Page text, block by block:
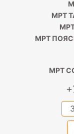
МРТ
МРТ
МРТ